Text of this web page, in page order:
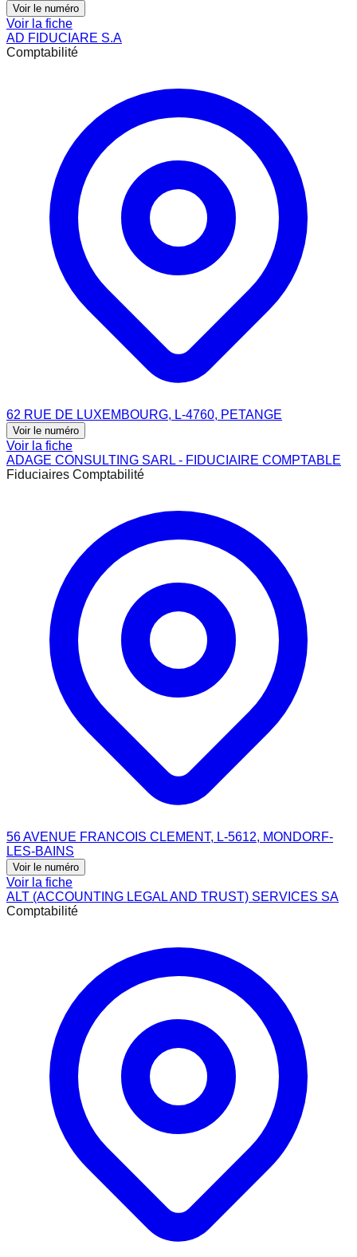
Voir le numéro
Voir la fiche
AD FIDUCIARE S.A
Comptabilité
62 RUE DE LUXEMBOURG, L-4760, PETANGE
Voir le numéro
Voir la fiche
ADAGE CONSULTING SARL - FIDUCIAIRE COMPTABLE
Fiduciaires Comptabilité
56 AVENUE FRANCOIS CLEMENT, L-5612, MONDORF-
LES-BAINS
Voir le numéro
Voir la fiche
ALT (ACCOUNTING LEGAL AND TRUST) SERVICES SA
Comptabilité